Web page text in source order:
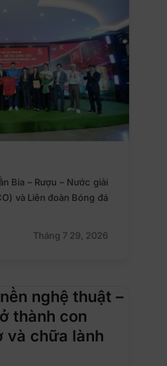
Bia – Rượu – Nước giải
và Liên đoàn Bóng đá
Tháng 7 29, 2026
nghệ thuật –
thành con
và chữa lành